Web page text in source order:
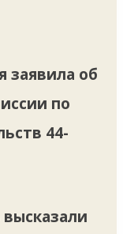
заявила об
по
44-